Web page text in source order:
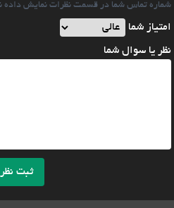
شماره تماس شما در قسمت نظرات نمایش داده
امتیاز شما
نظر یا سوال شما
ثبت نظر